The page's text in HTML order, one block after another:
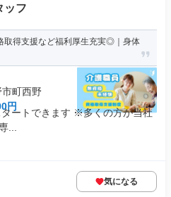
ッフ
取得支援など福利厚生充実◎｜身体
町西野
円
ートできます ※多くの方が当社
...
気になる